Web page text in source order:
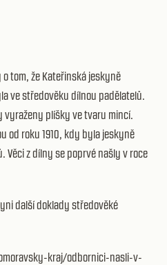
tom, že Kateřinská jeskyně
ve středověku dílnou padělatelů.
vyraženy plíšky ve tvaru mincí.
od roku 1910, kdy byla jeskyně
z dílny se poprvé našly v roce
další doklady středověké
kraj/odbornici-nasli-v-